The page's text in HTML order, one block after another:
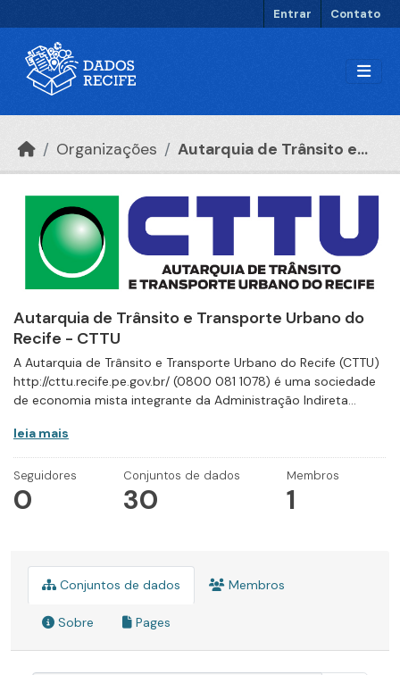
Entrar Contato
Organizações Autarquia de Trânsito e...
Autarquia de Trânsito e Transporte Urbano do
Recife - CTTU
A Autarquia de Trânsito e Transporte Urbano do Recife (CTTU)
http://cttu.recife.pe.gov.br/ (0800 081 1078) é uma sociedade
de economia mista integrante da Administração Indireta...
leia mais
Seguidores
0
Conjuntos de dados
30
Membros
1
Conjuntos de dados Membros
Sobre Pages